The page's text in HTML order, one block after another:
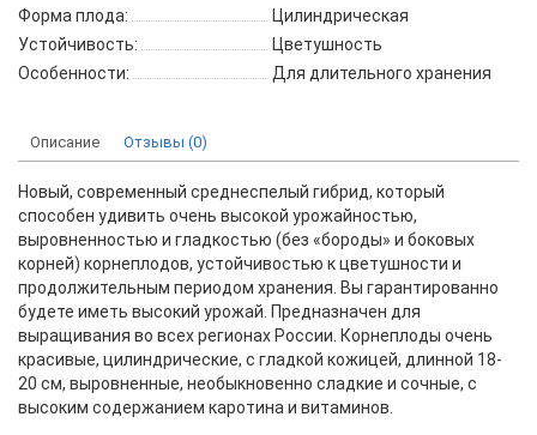
Форма плода:
Цилиндрическая
Устойчивость:
Цветушность
Особенности:
Для длительного хранения
Описание Отзывы (0)
Новый, современный среднеспелый гибрид, который
способен удивить очень высокой урожайностью,
выровненностью и гладкостью (без «бороды» и боковых
корней) корнеплодов, устойчивостью к цветушности и
продолжительным периодом хранения. Вы гарантированно
будете иметь высокий урожай. Предназначен для
выращивания во всех регионах России. Корнеплоды очень
красивые, цилиндрические, с гладкой кожицей, длинной 18-
20 см, выровненные, необыкновенно сладкие и сочные, с
высоким содержанием каротина и витаминов.